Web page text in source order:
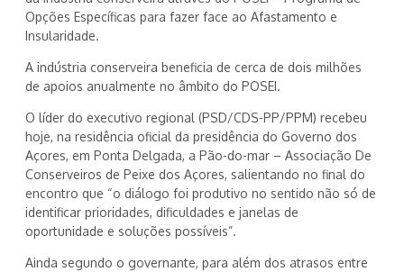
Opções Específicas para fazer face ao Afastamento e
Insularidade.
A indústria conserveira beneficia de cerca de dois milhões
de apoios anualmente no âmbito do POSEI.
O líder do executivo regional (PSD/CDS-PP/PPM) recebeu
hoje, na residência oficial da presidência do Governo dos
Açores, em Ponta Delgada, a Pão-do-mar – Associação De
Conserveiros de Peixe dos Açores, salientando no final do
encontro que “o diálogo foi produtivo no sentido não só de
identificar prioridades, dificuldades e janelas de
oportunidade e soluções possíveis”.
Ainda segundo o governante, para além dos atrasos entre